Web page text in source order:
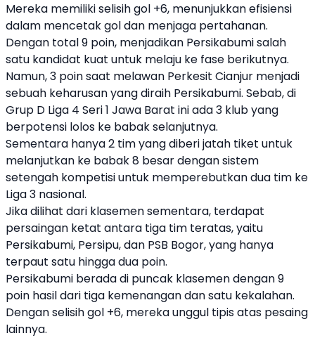
Mereka memiliki selisih gol +6, menunjukkan efisiensi
dalam mencetak gol dan menjaga pertahanan.
Dengan total 9 poin, menjadikan Persikabumi salah
satu kandidat kuat untuk melaju ke fase berikutnya.
Namun, 3 poin saat melawan Perkesit Cianjur menjadi
sebuah keharusan yang diraih Persikabumi. Sebab, di
Grup D Liga 4 Seri 1 Jawa Barat ini ada 3 klub yang
berpotensi lolos ke babak selanjutnya.
Sementara hanya 2 tim yang diberi jatah tiket untuk
melanjutkan ke babak 8 besar dengan sistem
setengah kompetisi untuk memperebutkan dua tim ke
Liga 3 nasional.
Jika dilihat dari klasemen sementara, terdapat
persaingan ketat antara tiga tim teratas, yaitu
Persikabumi, Persipu, dan PSB Bogor, yang hanya
terpaut satu hingga dua poin.
Persikabumi berada di puncak klasemen dengan 9
poin hasil dari tiga kemenangan dan satu kekalahan.
Dengan selisih gol +6, mereka unggul tipis atas pesaing
lainnya.